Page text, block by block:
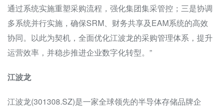
通过系统实施重塑采购流程，强化集团集采管控；三是协调
多系统并行实施，确保SRM、财务共享及EAM系统的高效
协同。以此为契机，全面优化江波龙的采购管理体系，提升
运营效率，并稳步推进企业数字化转型。”
江波龙
江波龙(301308.SZ)是一家全球领先的半导体存储品牌企